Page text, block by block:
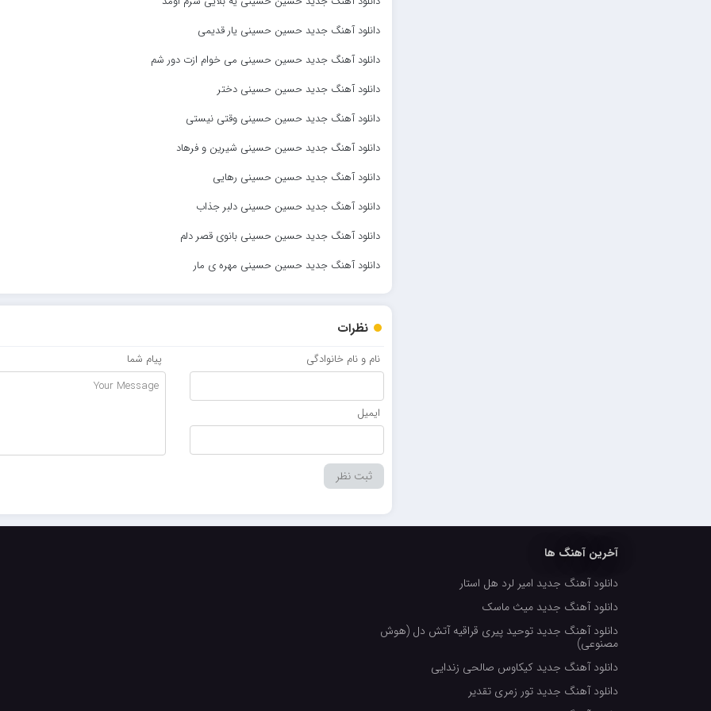
دانلود آهنگ جدید حسین حسینی یار قدیمی
دانلود آهنگ جدید حسین حسینی می خوام ازت دور شم
دانلود آهنگ جدید حسین حسینی دختر
دانلود آهنگ جدید حسین حسینی وقتی نیستی
دانلود آهنگ جدید حسین حسینی شیرین و فرهاد
دانلود آهنگ جدید حسین حسینی رهایی
دانلود آهنگ جدید حسین حسینی دلبر جذاب
دانلود آهنگ جدید حسین حسینی بانوی قصر دلم
دانلود آهنگ جدید حسین حسینی مهره ی مار
نظرات
نام و نام خانوادگی
ایمیل
پیام شما
آخرین آهنگ ها
دانلود آهنگ جدید امیر لرد هل استار
دانلود آهنگ جدید میث ماسک
دانلود آهنگ جدید توحید پیری قراقیه آتش دل (هوش
مصنوعی)
دانلود آهنگ جدید کیکاوس صالحی زندایی
دانلود آهنگ جدید تور زمری تقدیر